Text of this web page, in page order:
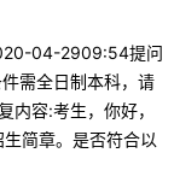
04-2909:54提问
需全日制本科，请
内容:考生，你好，
简章。是否符合以